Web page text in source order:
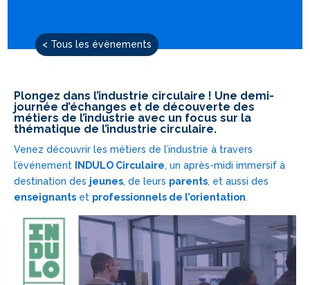
< Tous les évènements
Plongez dans l’industrie circulaire ! Une demi-
journée d’échanges et de découverte des
métiers de l’industrie avec un focus sur la
thématique de l’industrie circulaire.
Venez découvrir les métiers de l’industrie à travers
l’événement
INDULO Circulaire, un après-midi immersif à
destination des jeunes, de leurs parents, et aussi des
enseignants et professionnels de l’orientation.